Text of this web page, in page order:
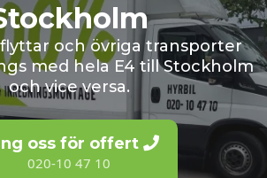
och övriga transporter
med hela E4 till Stockholm
och vice versa.
oss för offert
020-10 47 10